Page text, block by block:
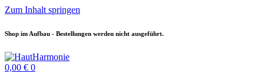
Zum Inhalt springen
Shop im Aufbau - Bestellungen werden nicht ausgeführt.
0,00 € 0